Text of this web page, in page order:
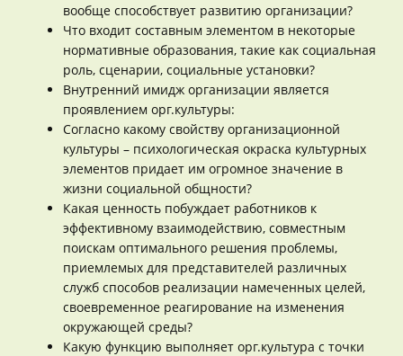
вообще способствует развитию организации?
Что входит составным элементом в некоторые
нормативные образования, такие как социальная
роль, сценарии, социальные установки?
Внутренний имидж организации является
проявлением орг.культуры:
Согласно какому свойству организационной
культуры – психологическая окраска культурных
элементов придает им огромное значение в
жизни социальной общности?
Какая ценность побуждает работников к
эффективному взаимодействию, совместным
поискам оптимального решения проблемы,
приемлемых для представителей различных
служб способов реализации намеченных целей,
своевременное реагирование на изменения
окружающей среды?
Какую функцию выполняет орг.культура с точки